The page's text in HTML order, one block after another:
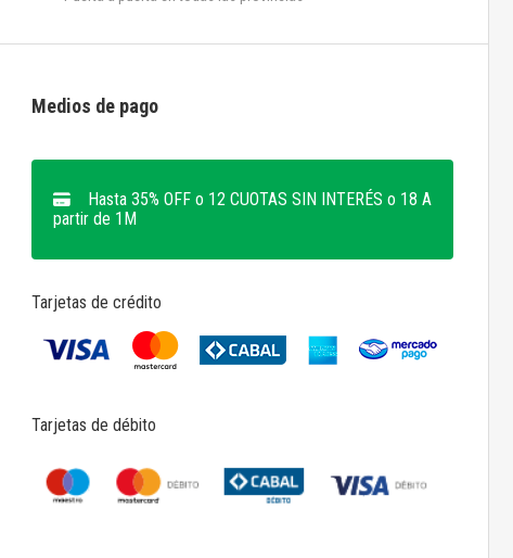
Medios de pago
Hasta 35% OFF o 12 CUOTAS SIN INTERÉS o 18 A
partir de 1M
Tarjetas de crédito
Tarjetas de débito